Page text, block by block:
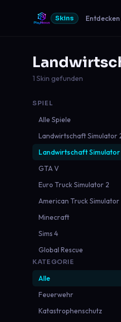
Skins Entdecken
1 Skin gefunden
SPIEL
Alle Spiele
Landwirtschaft Simulator
Landwirtschaft Simulator
GTA V
Euro Truck Simulator 2
American Truck Simulator
Minecraft
Sims 4
Global Rescue
KATEGORIE
Alle
Feuerwehr
Katastrophenschutz